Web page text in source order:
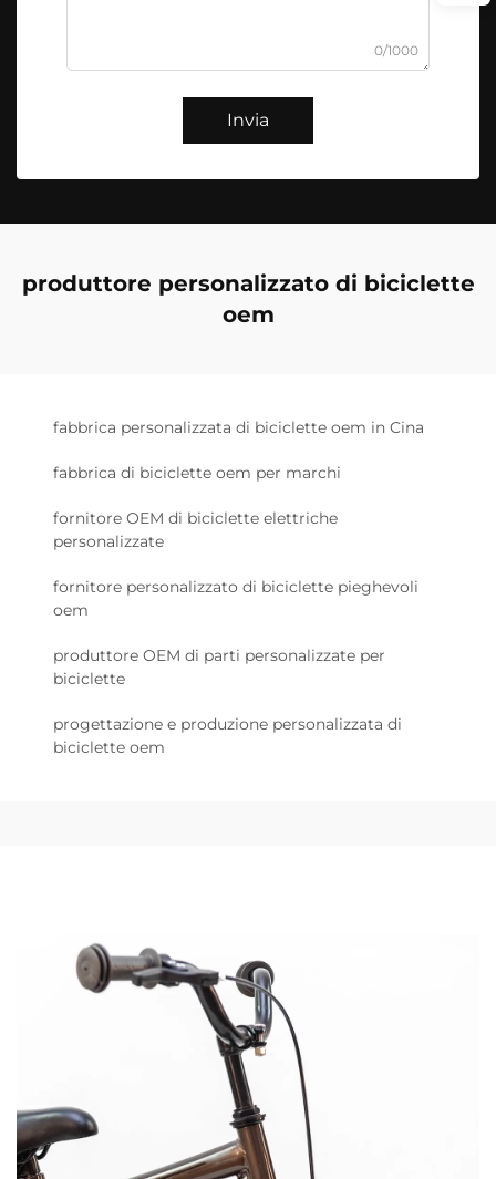
0/1000
Invia
produttore personalizzato di biciclette
oem
fabbrica personalizzata di biciclette oem in Cina
fabbrica di biciclette oem per marchi
fornitore OEM di biciclette elettriche
personalizzate
fornitore personalizzato di biciclette pieghevoli
oem
produttore OEM di parti personalizzate per
biciclette
progettazione e produzione personalizzata di
biciclette oem